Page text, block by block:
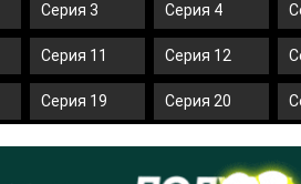
Серия 3 Серия 4
Серия 11 Серия 12
Серия 19 Серия 20